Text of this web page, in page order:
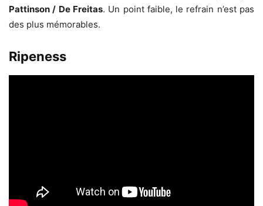
Pattinson / De Freitas. Un point faible, le refrain n’est pas
des plus mémorables.
Ripeness